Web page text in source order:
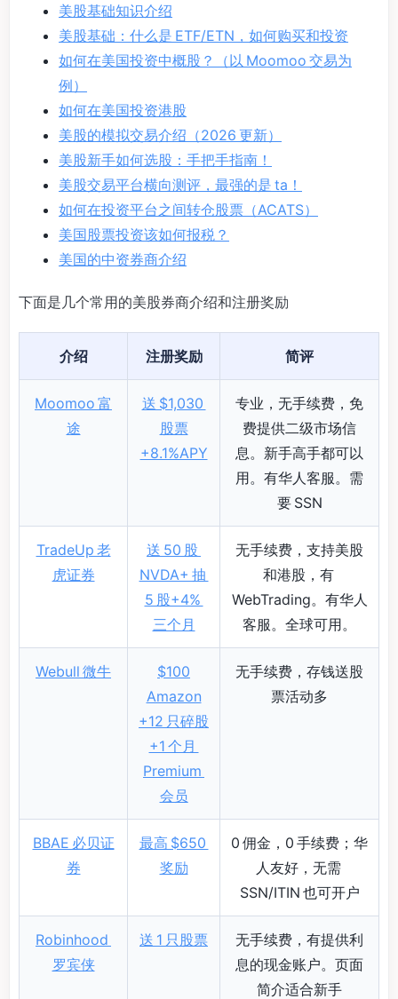
美股基础知识介绍
美股基础：什么是 ETF/ETN，如何购买和投资
如何在美国投资中概股？（以 Moomoo 交易为
例）
如何在美国投资港股
美股的模拟交易介绍（2026 更新）
美股新手如何选股：手把手指南！
美股交易平台横向测评，最强的是 ta！
如何在投资平台之间转仓股票（ACATS）
美国股票投资该如何报税？
美国的中资券商介绍
下面是几个常用的美股券商介绍和注册奖励
介绍 注册奖励 简评
Moomoo 富
途
送 $1,030
股票
+8.1%APY
专业，无手续费，免
费提供二级市场信
息。新手高手都可以
用。有华人客服。需
要 SSN
TradeUp 老
虎证券
送 50 股
NVDA+ 抽
5 股+4%
三个月
无手续费，支持美股
和港股，有
WebTrading。有华人
客服。全球可用。
Webull 微牛
$100
Amazon
+12 只碎股
+1 个月
Premium
会员
无手续费，存钱送股
票活动多
BBAE 必贝证
券
最高 $650
奖励
0 佣金，0 手续费；华
人友好，无需
SSN/ITIN 也可开户
Robinhood
罗宾侠
送 1 只股票
无手续费，有提供利
息的现金账户。页面
简介适合新手